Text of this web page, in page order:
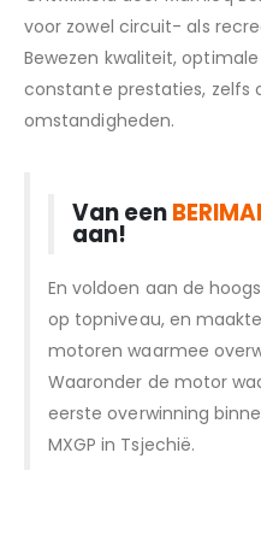
voor zowel circuit- als
Bewezen kwaliteit,
constante prestaties, zelfs
omstandigheden.
Van een
aan!
En voldoen aan de
op topniveau, en
motoren waarmee
Waaronder de motor
eerste overwinning
MXGP in Tsjechië.